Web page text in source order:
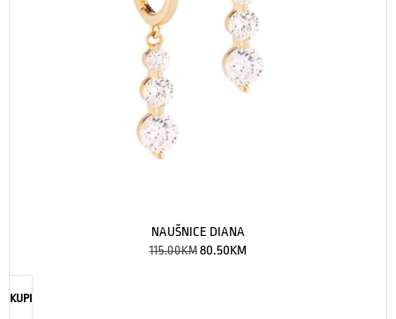
NAUŠNICE DIANA
115.00KM80.50KM
KUPI